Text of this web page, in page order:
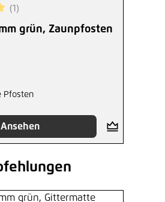
Bewertung von 5 von 5
(1)
grün, Zaunpfosten
Pfosten
Ansehen